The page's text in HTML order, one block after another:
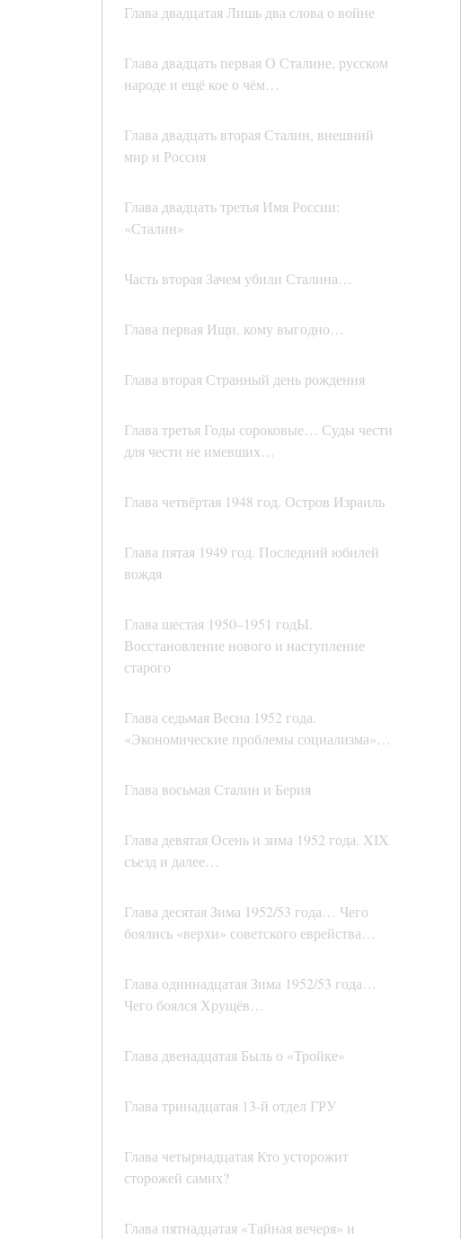
Глава двадцатая Лишь два слова о войне
Глава двадцать первая О Сталине, русском
народе и ещё кое о чём…
Глава двадцать вторая Сталин, внешний
мир и Россия
Глава двадцать третья Имя России:
«Сталин»
Часть вторая Зачем убили Сталина…
Глава первая Ищи, кому выгодно…
Глава вторая Странный день рождения
Глава третья Годы сороковые… Суды чести
для чести не имевших…
Глава четвёртая 1948 год. Остров Израиль
Глава пятая 1949 год. Последний юбилей
вождя
Глава шестая 1950–1951 годЫ.
Восстановление нового и наступление
старого
Глава седьмая Весна 1952 года.
«Экономические проблемы социализма»…
Глава восьмая Сталин и Берия
Глава девятая Осень и зима 1952 года. XIX
съезд и далее…
Глава десятая Зима 1952/53 года… Чего
боялись «верхи» советского еврейства…
Глава одиннадцатая Зима 1952/53 года…
Чего боялся Хрущёв…
Глава двенадцатая Быль о «Тройке»
Глава тринадцатая 13-й отдел ГРУ
Глава четырнадцатая Кто усторожит
сторожей самих?
Глава пятнадцатая «Тайная вечеря» и